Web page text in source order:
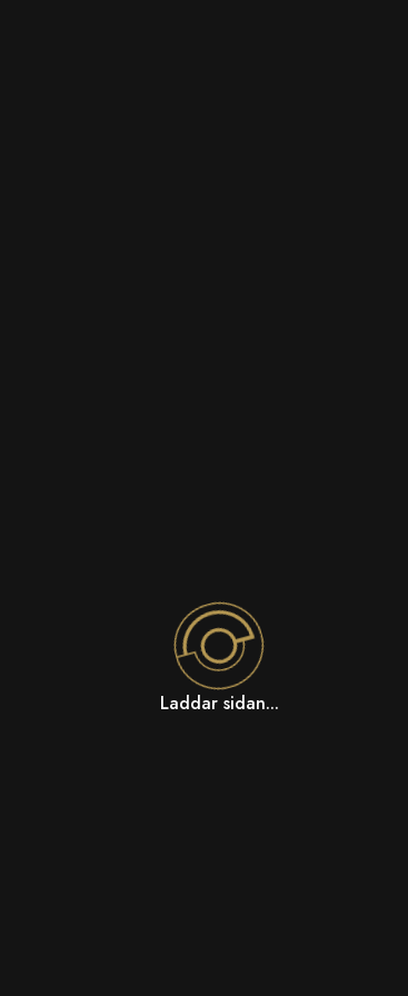
Laddar sidan...